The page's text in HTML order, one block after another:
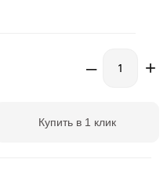
– +
Купить в 1 клик